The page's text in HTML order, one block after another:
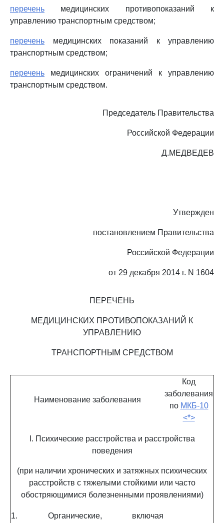
перечень медицинских противопоказаний к
управлению транспортным средством;
перечень медицинских показаний к управлению
транспортным средством;
перечень медицинских ограничений к управлению
транспортным средством.
Председатель Правительства
Российской Федерации
Д.МЕДВЕДЕВ
Утвержден
постановлением Правительства
Российской Федерации
от 29 декабря 2014 г. N 1604
ПЕРЕЧЕНЬ
МЕДИЦИНСКИХ ПРОТИВОПОКАЗАНИЙ К
УПРАВЛЕНИЮ
ТРАНСПОРТНЫМ СРЕДСТВОМ
Наименование заболевания
Код
заболевания
по МКБ-10
<*>
I. Психические расстройства и расстройства
поведения
(при наличии хронических и затяжных психических
расстройств с тяжелыми стойкими или часто
обостряющимися болезненными проявлениями)
1. Органические, включая